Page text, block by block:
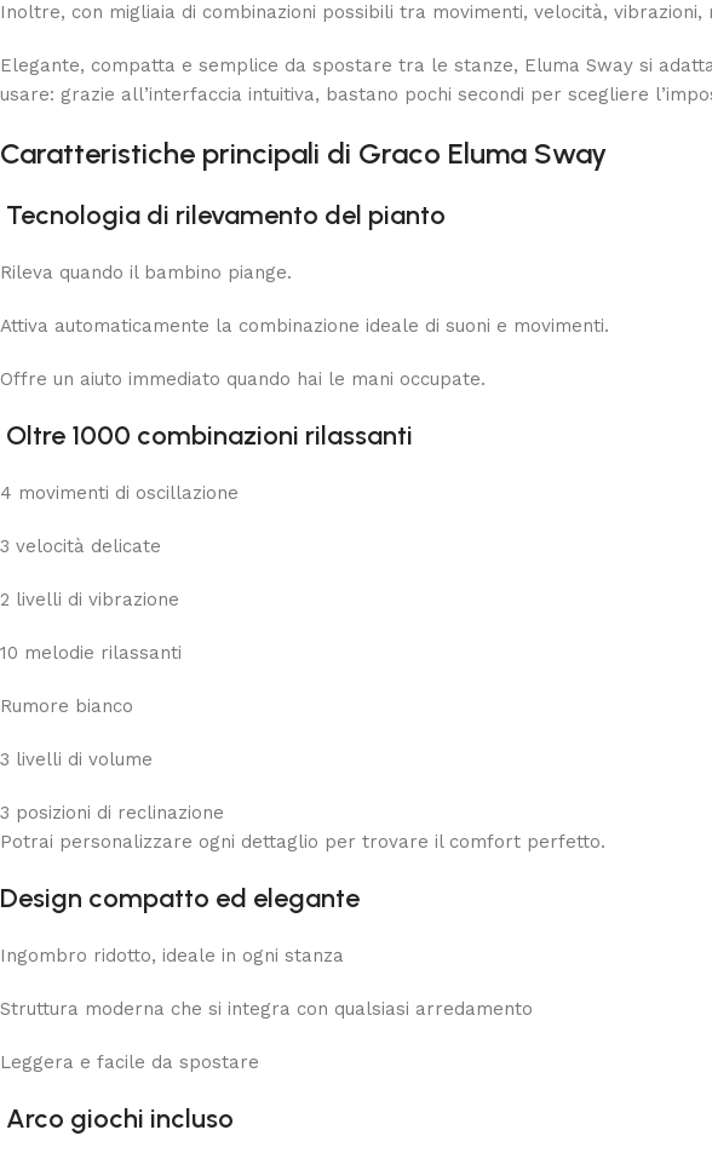
Inoltre, con migliaia di combinazioni possibili tra movimenti, velocità,
Elegante, compatta e semplice da spostare tra le stanze, Eluma Sway si
usare: grazie all’interfaccia intuitiva, bastano pochi secondi per scegliere
Caratteristiche principali di Graco Eluma Sway
Tecnologia di rilevamento del pianto
Rileva quando il bambino piange.
Attiva automaticamente la combinazione ideale di suoni e movimenti.
Offre un aiuto immediato quando hai le mani occupate.
Oltre 1000 combinazioni rilassanti
4 movimenti di oscillazione
3 velocità delicate
2 livelli di vibrazione
10 melodie rilassanti
Rumore bianco
3 livelli di volume
3 posizioni di reclinazione
Potrai personalizzare ogni dettaglio per trovare il comfort perfetto.
Design compatto ed elegante
Ingombro ridotto, ideale in ogni stanza
Struttura moderna che si integra con qualsiasi arredamento
Leggera e facile da spostare
Arco giochi incluso